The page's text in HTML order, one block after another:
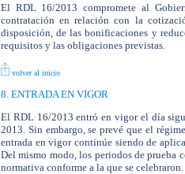
El RDL 16/2013 compromete al
contratación en relación con la
disposición, de las bonificaciones y
requisitos y las obligaciones previstas.
volver al inicio
8. ENTRADA EN VIGOR
El RDL 16/2013 entró en vigor el día
2013. Sin embargo, se prevé que el
entrada en vigor continúe siendo de
Del mismo modo, los periodos de prueba
normativa conforme a la que se celebraron.